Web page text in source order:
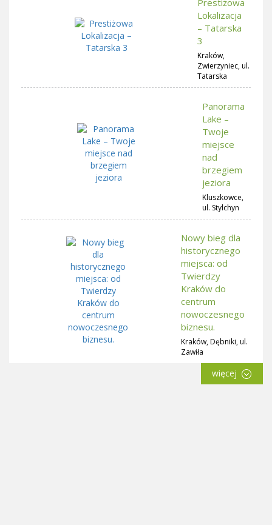
Lokalizacja
– Tatarska
3
Kraków,
Zwierzyniec, ul.
Tatarska
Panorama
Lake –
Twoje
miejsce
nad
brzegiem
jeziora
Kluszkowce,
ul. Stylchyn
Nowy bieg dla
historycznego
miejsca: od
Twierdzy
Kraków do
centrum
nowoczesnego
biznesu.
Kraków, Dębniki, ul.
Zawiła
więcej